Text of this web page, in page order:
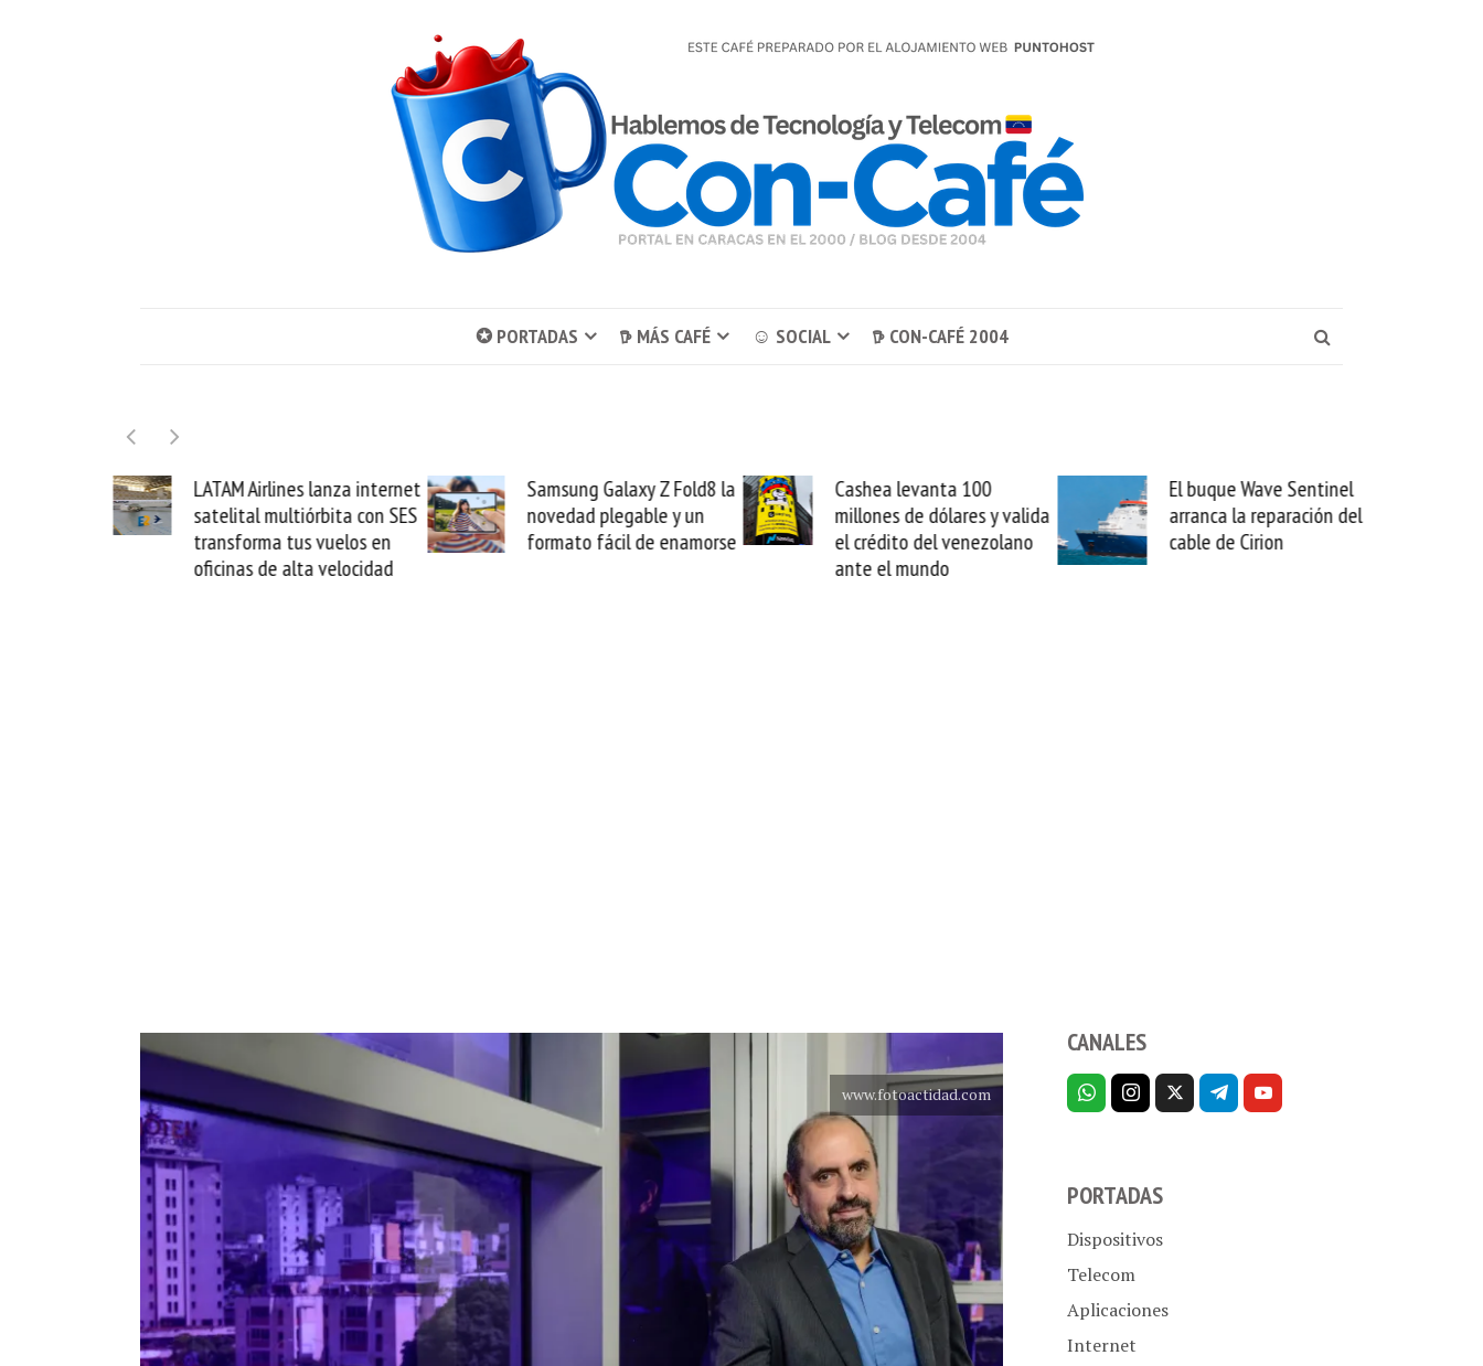
✪ PORTADAS 𖠚 MÁS CAFÉ ☺ SOCIAL 𖠚 CON-CAFÉ 2004
lanza internet
con SES
tus vuelos en
Samsung Galaxy Z Fold8 la
novedad plegable y un
formato fácil de enamorse
Cashea levanta 100
millones de dólares y valida
el crédito del venezolano
El buque Wave Sentinel
arranca la reparación del
cable de Cirion
Uber se lleva PedidosYa y
sabemos todo lo que puede
mejorar tecnológicamente
www.fotoactidad.com
CANALES
PORTADAS
Dispositivos
Telecom
Aplicaciones
Internet